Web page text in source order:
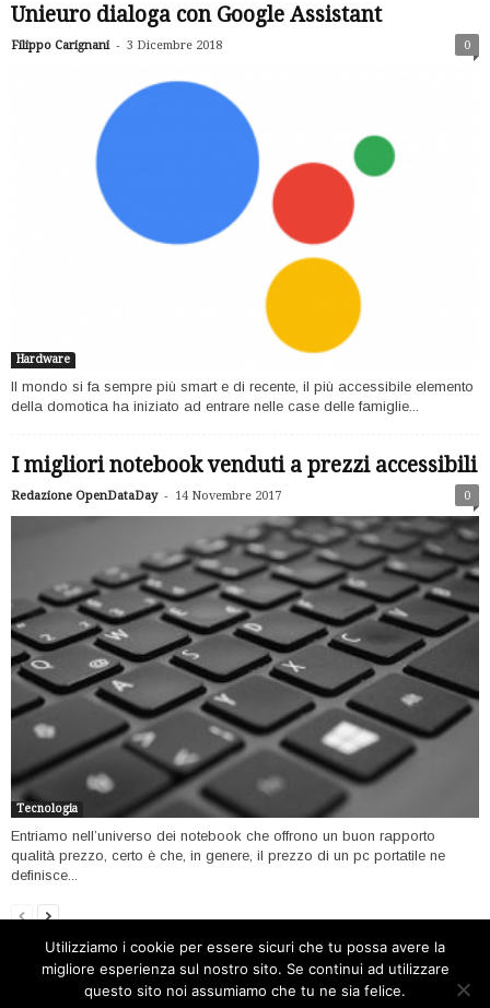
Unieuro dialoga con Google Assistant
Filippo Carignani - 3 Dicembre 2018 0
Hardware
Il mondo si fa sempre più smart e di recente, il più accessibile elemento
della domotica ha iniziato ad entrare nelle case delle famiglie...
I migliori notebook venduti a prezzi accessibili
Redazione OpenDataDay - 14 Novembre 2017 0
Tecnologia
Entriamo nell’universo dei notebook che offrono un buon rapporto
qualità prezzo, certo è che, in genere, il prezzo di un pc portatile ne
definisce...
Home Open data Software Internet
Tecnologia
Filosofia open
Contatti
Utilizziamo i cookie per essere sicuri che tu possa avere la
migliore esperienza sul nostro sito. Se continui ad utilizzare
questo sito noi assumiamo che tu ne sia felice.